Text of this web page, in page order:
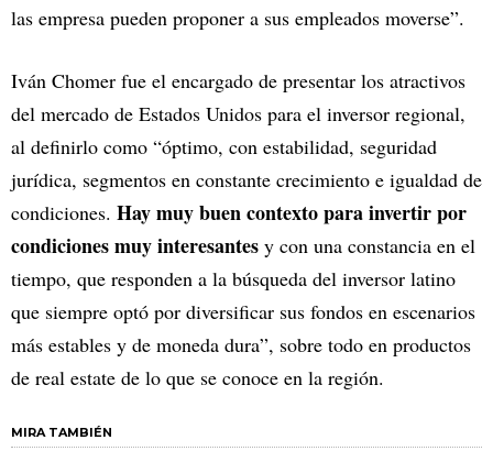
las empresa pueden proponer a sus empleados moverse”.
Iván Chomer fue el encargado de presentar los atractivos
del mercado de Estados Unidos para el inversor regional,
al definirlo como “óptimo, con estabilidad, seguridad
jurídica, segmentos en constante crecimiento e igualdad de
condiciones. Hay muy buen contexto para invertir por
condiciones muy interesantes y con una constancia en el
tiempo, que responden a la búsqueda del inversor latino
que siempre optó por diversificar sus fondos en escenarios
más estables y de moneda dura”, sobre todo en productos
de real estate de lo que se conoce en la región.
MIRA TAMBIÉN